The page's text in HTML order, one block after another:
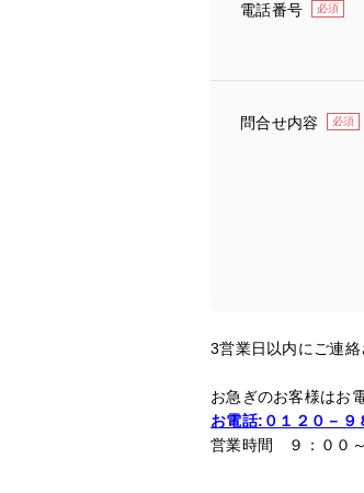
電話番号 必須
問合せ内容 必須
3営業日以内にご連絡
お急ぎのお客様はお
お電話:０１２０－９
営業時間 ９：００～